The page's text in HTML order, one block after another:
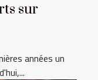
sur
années un